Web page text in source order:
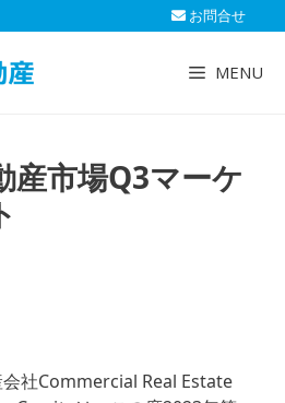
お問合せ
MENU
産市場Q3マーケ
社Commercial Real Estate